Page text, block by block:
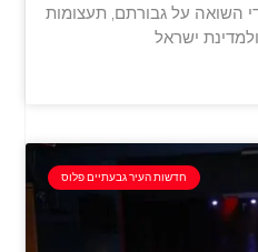
השואה על גבורתם, תעצומות
ישראל
חדשות העיר גבעתיים פלוס